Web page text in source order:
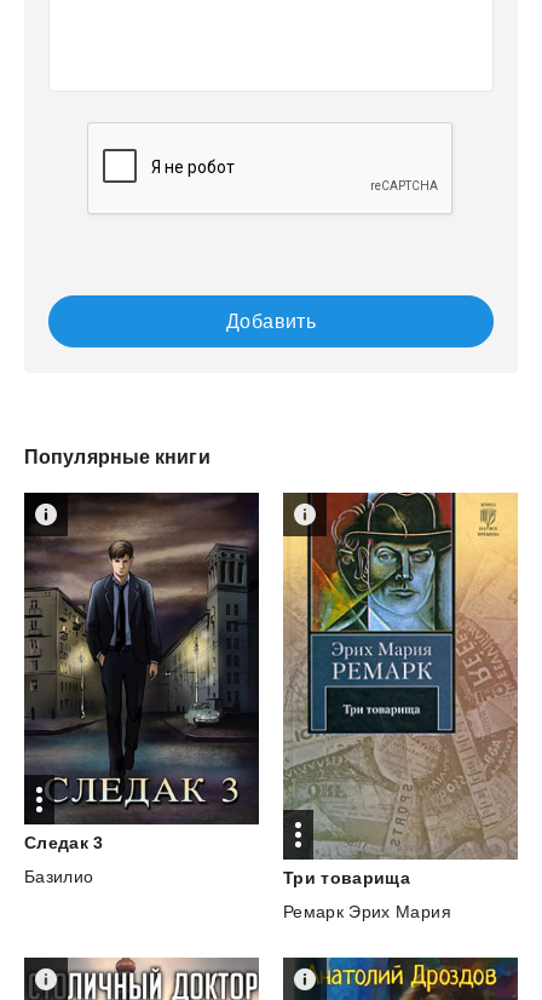
Добавить
Популярные книги
Следак 3
Базилио
Три товарища
Ремарк Эрих Мария